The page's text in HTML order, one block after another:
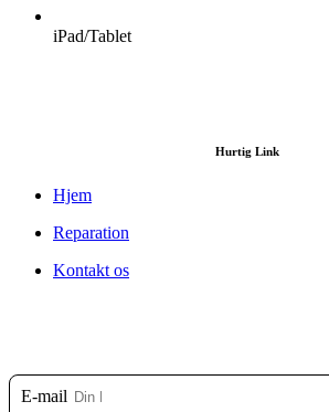
iPad/Tablet
Hurtig Link
Hjem
Reparation
Kontakt os
E-mail